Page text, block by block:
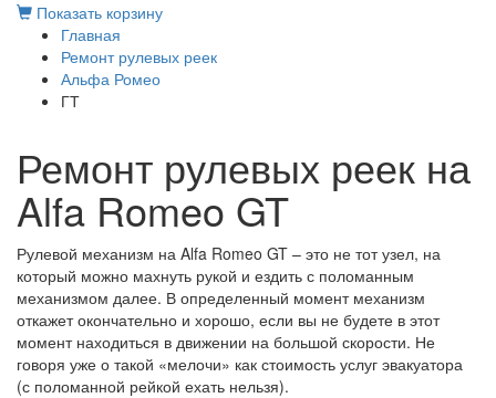
Показать корзину
Главная
Ремонт рулевых реек
Альфа Ромео
ГТ
Ремонт рулевых реек на
Alfa Romeo GT
Рулевой механизм на Alfa Romeo GT – это не тот узел, на
который можно махнуть рукой и ездить с поломанным
механизмом далее. В определенный момент механизм
откажет окончательно и хорошо, если вы не будете в этот
момент находиться в движении на большой скорости. Не
говоря уже о такой «мелочи» как стоимость услуг эвакуатора
(с поломанной рейкой ехать нельзя).